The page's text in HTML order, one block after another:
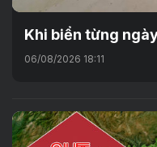
Khi biển từng
06/08/2026 18:11